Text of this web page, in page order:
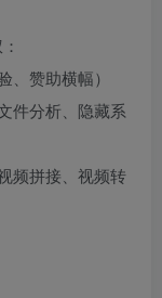
赞助横幅）
件分析、隐藏系
频拼接、视频转